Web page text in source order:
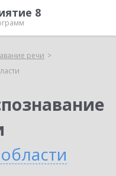
8
речи